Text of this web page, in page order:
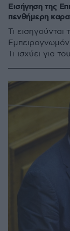
Εισήγηση της
πενθήμερη
Τι εισηγούνται
Τι ισχύει για